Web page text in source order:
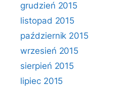
grudzień 2015
listopad 2015
październik 2015
wrzesień 2015
sierpień 2015
lipiec 2015